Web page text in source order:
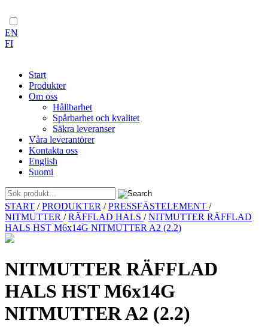
EN
FI
Start
Produkter
Om oss
Hållbarhet
Spårbarhet och kvalitet
Säkra leveranser
Våra leverantörer
Kontakta oss
English
Suomi
Skip
to
content
START /PRODUKTER /PRESSFÄSTELEMENT /
NITMUTTER /RÄFFLAD HALS /NITMUTTER RÄFFLAD
HALS HST M6x14G NITMUTTER A2 (2.2)
NITMUTTER RÄFFLAD
HALS HST M6x14G
NITMUTTER A2 (2.2)